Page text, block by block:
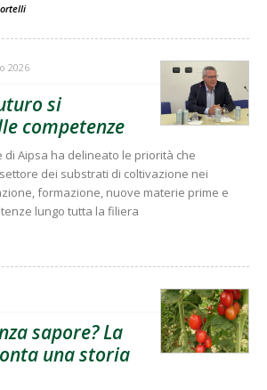
2026
si
competenze
Aipsa ha delineato le priorità che
dei substrati di coltivazione nei
formazione, nuove materie prime e
lungo tutta la filiera
sapore? La
una storia